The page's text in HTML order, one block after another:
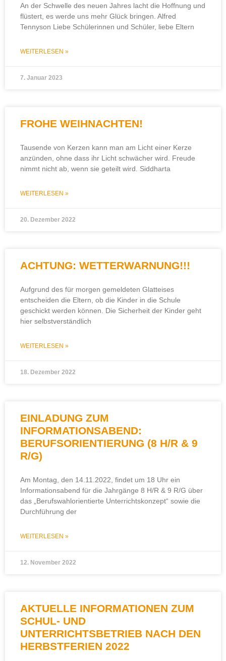
An der Schwelle des neuen Jahres lacht die Hoffnung und
flüstert, es werde uns mehr Glück bringen. Alfred
Tennyson Liebe Schülerinnen und Schüler, liebe Eltern
WEITERLESEN »
7. Januar 2023
FROHE WEIHNACHTEN!
Tausende von Kerzen kann man am Licht einer Kerze
anzünden, ohne dass ihr Licht schwächer wird. Freude
nimmt nicht ab, wenn sie geteilt wird. Siddharta
WEITERLESEN »
20. Dezember 2022
ACHTUNG: WETTERWARNUNG!!!
Aufgrund des für morgen gemeldeten Glatteises
entscheiden die Eltern, ob die Kinder in die Schule
geschickt werden können. Die Sicherheit der Kinder geht
hier selbstverständlich
WEITERLESEN »
18. Dezember 2022
EINLADUNG ZUM
INFORMATIONSABEND:
BERUFSORIENTIERUNG (8 H/R & 9
R/G)
Am Montag, den 14.11.2022, findet um 18 Uhr ein
Informationsabend für die Jahrgänge 8 H/R & 9 R/G über
das „Berufswahlorientierte Unterrichtskonzept“ sowie die
Durchführung der
WEITERLESEN »
12. November 2022
AKTUELLE INFORMATIONEN ZUM
SCHUL- UND
UNTERRICHTSBETRIEB NACH DEN
HERBSTFERIEN 2022